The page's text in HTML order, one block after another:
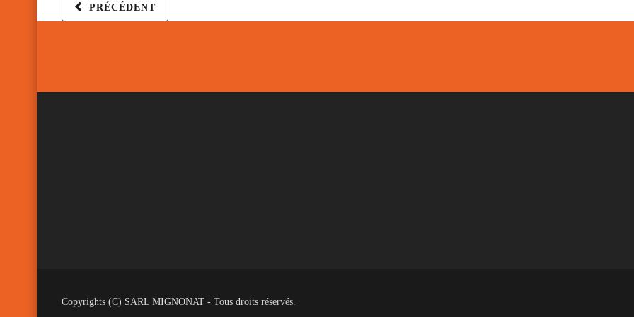
PRÉCÉDENT
Copyrights (C) SARL MIGNONAT - Tous droits réservés.